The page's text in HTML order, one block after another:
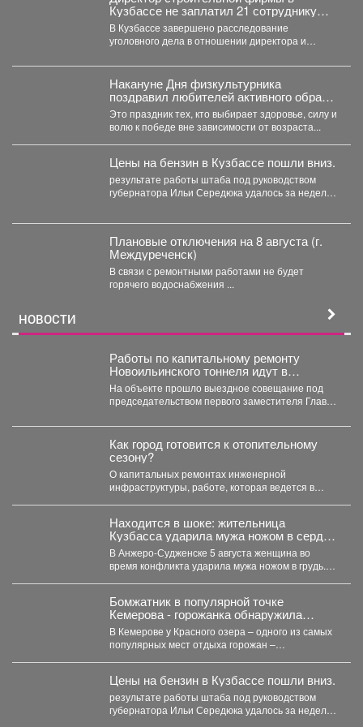
Кузбассе не заплатил 21 сотруднику
деньги
В Кузбассе завершено расследование
уголовного дела в отношении директора и
Накануне Дня физкультурника
поздравил любителей активного образа
жизни!
Это праздник тех, кто выбирает здоровье, силу и
волю к победе вне зависимости от возраста...
Цены на бензин в Кузбассе пошли вниз.
результате работы штаба под руководством
губернатора Ильи Середюка удалось за неделю
Плановые отключения на 8 августа (г.
Междуреченск)
В связи с ремонтными работами не будет
горячего водоснабжения ...
НОВОСТИ
Работы по капитальному ремонту
Новоильинского тоннеля идут в
соответствии с графиком
На объекте прошло выездное совещание под
председательством первого заместителя Главы
Как город готовится к отопительному
сезону?
О капитальных ремонтах инженерной
инфраструктуры, работе, которая ведется в
Находится в шоке: жительница
Кузбасса ударила мужа ножом в сердце
- подробности
В Анжеро-Судженске 5 августа женщина во
время конфликта ударила мужа ножом в грудь.
Бомжатник в популярной точке
Кемерова - горожанка обнаружила
жуткий объект на Красном озере
В Кемерове у Красного озера – одного из самых
популярных мест отдыха горожан –
Цены на бензин в Кузбассе пошли вниз.
результате работы штаба под руководством
губернатора Ильи Середюка удалось за неделю